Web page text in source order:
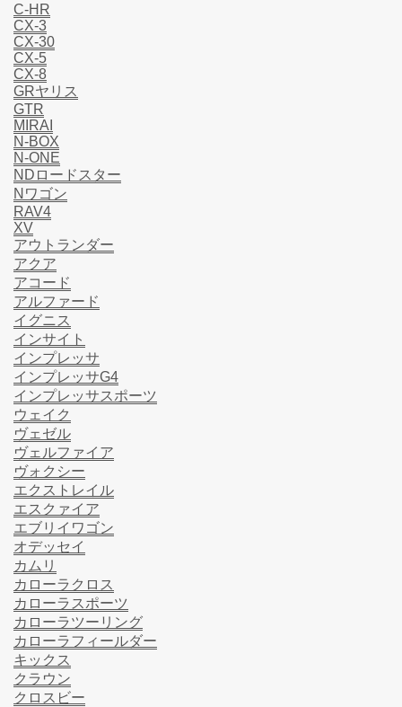
C-HR
CX-3
CX-30
CX-5
CX-8
GRヤリス
GTR
MIRAI
N-BOX
N-ONE
NDロードスター
Nワゴン
RAV4
XV
アウトランダー
アクア
アコード
アルファード
イグニス
インサイト
インプレッサ
インプレッサG4
インプレッサスポーツ
ウェイク
ヴェゼル
ヴェルファイア
ヴォクシー
エクストレイル
エスクァイア
エブリイワゴン
オデッセイ
カムリ
カローラクロス
カローラスポーツ
カローラツーリング
カローラフィールダー
キックス
クラウン
クロスビー